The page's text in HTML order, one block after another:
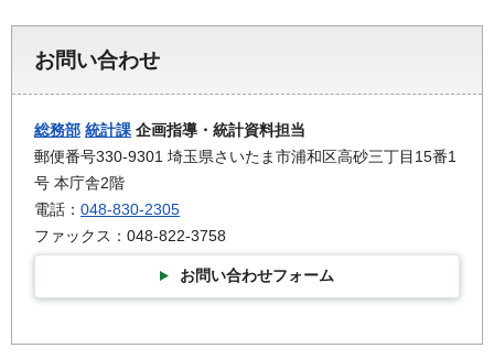
お問い合わせ
総務部 統計課 企画指導・統計資料担当
郵便番号330-9301 埼玉県さいたま市浦和区高砂三丁目15番1
号 本庁舎2階
電話： 048-830-2305
ファックス：048-822-3758
お問い合わせフォーム